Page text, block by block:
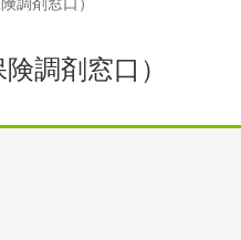
調剤窓口）